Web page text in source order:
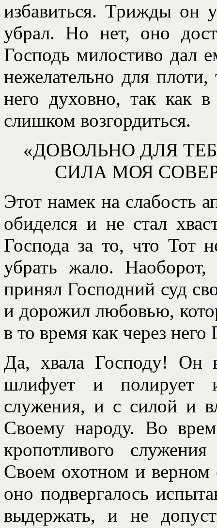
избавиться. Трижды он
убрал. Но нет, оно
Господь милостиво дал
нежелательно для
него духовно, так как
слишком возгордиться.
«ДОВОЛЬНО ДЛЯ
СИЛА МОЯ
Этот намек на слабость
обиделся и не стал
Господа за то, что Тот
убрать жало.
принял Господний суд
и дорожил любовью,
в то время как через
Да, хвала Господу! Он
шлифует и полирует
служения, и с силой и
Своему народу. Во
кропотливого
Своем охотном и верном
оно подвергалось
выдержать, и не